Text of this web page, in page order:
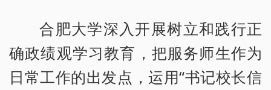
合肥大学深入开展树立和践行正
确政绩观学习教育，把服务师生作为
日常工作的出发点，运用“书记校长信